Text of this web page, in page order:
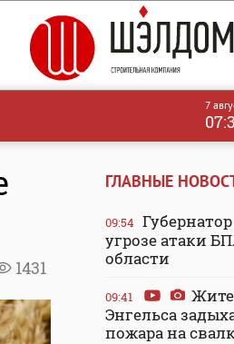
7
1431
ГЛАВНЫЕ
09:54
угрозе атаки
области
09:41
Энгельса
пожара на